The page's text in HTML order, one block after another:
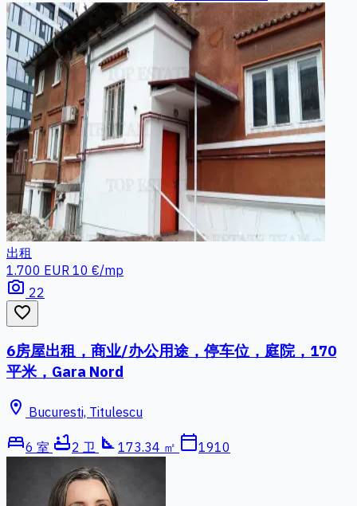
出租
1.700 EUR 10 €/mp
photo_camera 22
favorite_border
6房屋出租，商业/办公用途，停车位，庭院，170
平米，Gara Nord
location_on Bucuresti, Titulescu
bed6 室 bathtub2 卫 square_foot 173.34 ㎡ calendar_today1910